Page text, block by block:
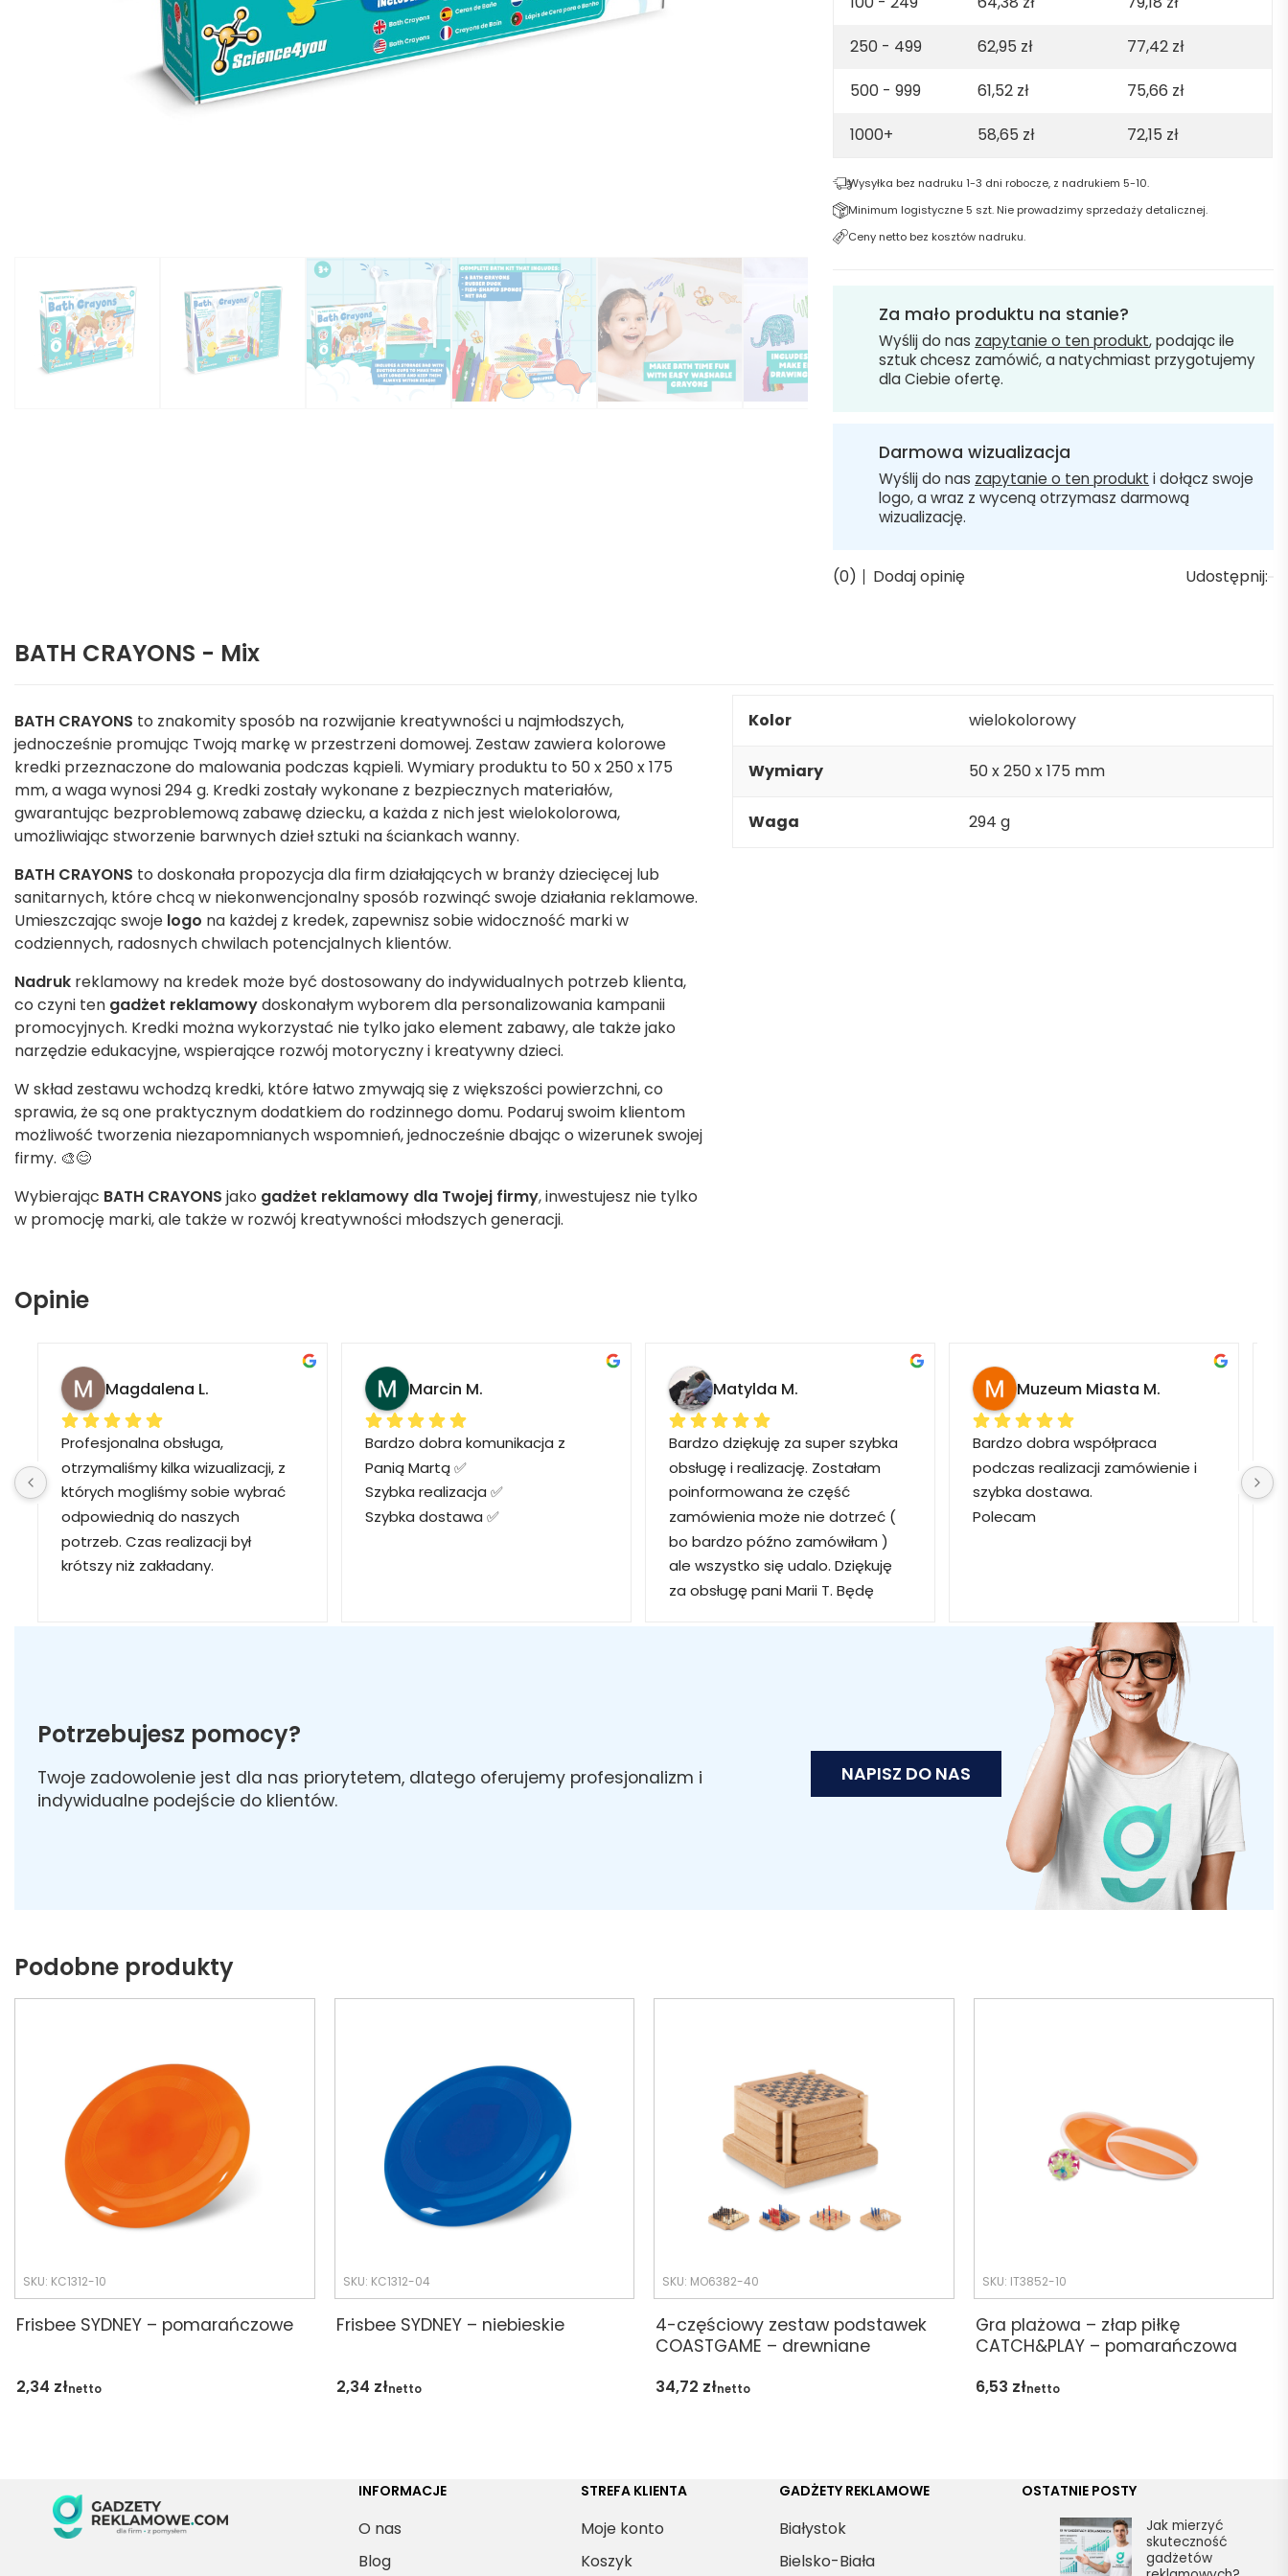
250 - 499
62,95 zł 77,42 zł
500 - 999
61,52 zł 75,66 zł
1000+
58,65 zł 72,15 zł
Wysyłka bez nadruku 1-3 dni robocze, z nadrukiem 5-10.
Minimum logistyczne 5 szt. Nie prowadzimy sprzedaży detalicznej.
Ceny netto bez kosztów nadruku.
Za mało produktu na stanie?
Wyślij do nas zapytanie o ten produkt, podając ile
sztuk chcesz zamówić, a natychmiast przygotujemy
dla Ciebie ofertę.
Darmowa wizualizacja
Wyślij do nas zapytanie o ten produkt i dołącz swoje
logo, a wraz z wyceną otrzymasz darmową
wizualizację.
(0) Dodaj opinię Udostępnij:
BATH CRAYONS - Mix
BATH CRAYONS to znakomity sposób na rozwijanie kreatywności u najmłodszych,
jednocześnie promując Twoją markę w przestrzeni domowej. Zestaw zawiera kolorowe
kredki przeznaczone do malowania podczas kąpieli. Wymiary produktu to 50 x 250 x 175
mm, a waga wynosi 294 g. Kredki zostały wykonane z bezpiecznych materiałów,
gwarantując bezproblemową zabawę dziecku, a każda z nich jest wielokolorowa,
umożliwiając stworzenie barwnych dzieł sztuki na ściankach wanny.
BATH CRAYONS to doskonała propozycja dla firm działających w branży dziecięcej lub
sanitarnych, które chcą w niekonwencjonalny sposób rozwinąć swoje działania reklamowe.
Umieszczając swoje logo na każdej z kredek, zapewnisz sobie widoczność marki w
codziennych, radosnych chwilach potencjalnych klientów.
Nadruk reklamowy na kredek może być dostosowany do indywidualnych potrzeb klienta,
co czyni ten gadżet reklamowydoskonałym wyborem dla personalizowania kampanii
promocyjnych. Kredki można wykorzystać nie tylko jako element zabawy, ale także jako
narzędzie edukacyjne, wspierające rozwój motoryczny i kreatywny dzieci.
W skład zestawu wchodzą kredki, które łatwo zmywają się z większości powierzchni, co
sprawia, że są one praktycznym dodatkiem do rodzinnego domu. Podaruj swoim klientom
możliwość tworzenia niezapomnianych wspomnień, jednocześnie dbając o wizerunek swojej
firmy. 🎨😊
Wybierając BATH CRAYONS jako gadżet reklamowy dla Twojej firmy, inwestujesz nie tylko
w promocję marki, ale także w rozwój kreatywności młodszych generacji.
Kolor wielokolorowy
Wymiary 50 x 250 x 175 mm
Waga 294 g
Opinie
Magdalena L.
Profesjonalna obsługa,
otrzymaliśmy kilka wizualizacji, z
których mogliśmy sobie wybrać
odpowiednią do naszych
potrzeb. Czas realizacji był
krótszy niż zakładany.
Marcin M.
Bardzo dobra komunikacja z
Panią Martą ✅
Szybka realizacja ✅
Szybka dostawa ✅
Matylda M.
Bardzo dziękuję za super szybka
obsługę i realizację. Zostałam
poinformowana że część
zamówienia może nie dotrzeć (
bo bardzo późno zamówiłam )
ale wszystko się udalo. Dziękuję
za obsługę pani Marii T. Będę
Muzeum Miasta M.
Bardzo dobra współpraca
podczas realizacji zamówienie i
szybka dostawa.
Polecam
Potrzebujesz pomocy?
Twoje zadowolenie jest dla nas priorytetem, dlatego oferujemy profesjonalizm i
indywidualne podejście do klientów.
NAPISZ DO NAS
Podobne produkty
SKU: KC1312-10
Frisbee SYDNEY – pomarańczowe
2,34 złnetto
SKU: KC1312-04
Frisbee SYDNEY – niebieskie
2,34 złnetto
SKU: MO6382-40
4-częściowy zestaw podstawek
COASTGAME – drewniane
34,72 złnetto
SKU: IT3852-10
Gra plażowa – złap piłkę
CATCH&PLAY – pomarańczowa
6,53 złnetto
INFORMACJE
O nas
Blog
STREFA KLIENTA
Moje konto
Koszyk
GADŻETY REKLAMOWE
Białystok
Bielsko-Biała
OSTATNIE POSTY
Jak mierzyć
skuteczność
gadżetów